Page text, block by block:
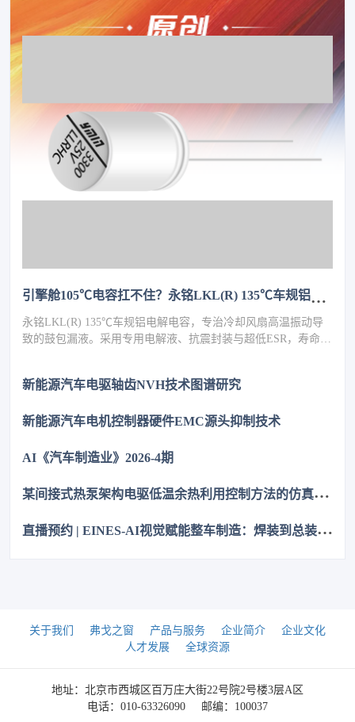
引擎舱105℃电容扛不住？永铭LKL(R) 135℃车规铝电解电容，破解冷却风扇高温振动失效难题
永铭LKL(R) 135℃车规铝电解电容，专治冷却风扇高温振动导
致的鼓包漏液。采用专用电解液、抗震封装与超低ESR，寿命超
近零，全生命周期成本优势显著，助力国产化替代。
新能源汽车电驱轴齿NVH技术图谱研究
新能源汽车电机控制器硬件EMC源头抑制技术
AI《汽车制造业》2026-4期
某
间接式热泵架构电驱低温余热利用控制方法的仿真优化研究
直
播预约 | EINES-AI视觉赋能整车制造：焊装到总装的质量控制
关于我们 弗戈之窗 产品与服务 企业简介
企业文化
人才发展
全球资源
地址：北京市西城区百万庄大街22号院2号楼3层A区
电话：010-63326090
邮编：100037